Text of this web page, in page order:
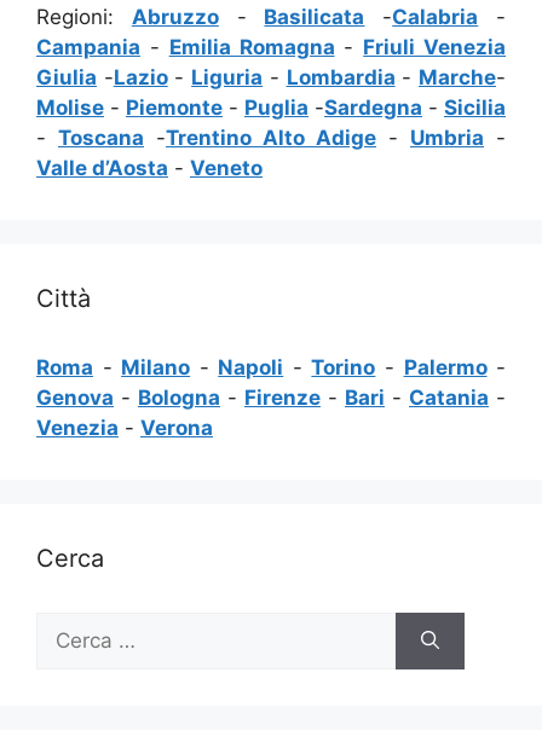
Regioni: Abruzzo- Basilicata -Calabria -
Campania - Emilia Romagna - Friuli Venezia
Giulia -Lazio- Liguria - Lombardia - Marche-
Molise - Piemonte - Puglia -Sardegna - Sicilia
- Toscana -Trentino Alto Adige - Umbria -
Valle d’Aosta - Veneto
Città
Roma - Milano - Napoli -Torino - Palermo-
Genova - Bologna - Firenze - Bari - Catania -
Venezia - Verona
Cerca
per: